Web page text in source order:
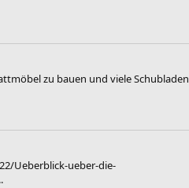
zu bauen und viele Schubladen
Ueberblick-ueber-die-